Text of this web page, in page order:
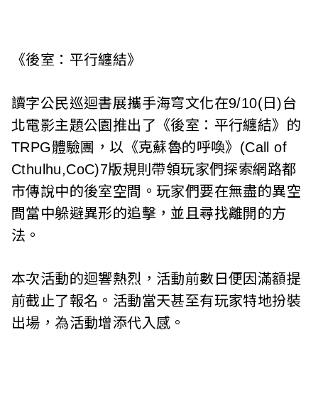
a
i
w
a
n
《後室：平行纏結》
讀字公民巡迴書展攜手海穹文化在9/10(日)台
北電影主題公園推出了《後室：平行纏結》的
TRPG體驗團，以《克蘇魯的呼喚》(Call of
Cthulhu,CoC)7版規則帶領玩家們探索網路都
市傳說中的後室空間。玩家們要在無盡的異空
間當中躲避異形的追擊，並且尋找離開的方
法。
本次活動的迴響熱烈，活動前數日便因滿額提
前截止了報名。活動當天甚至有玩家特地扮裝
出場，為活動增添代入感。